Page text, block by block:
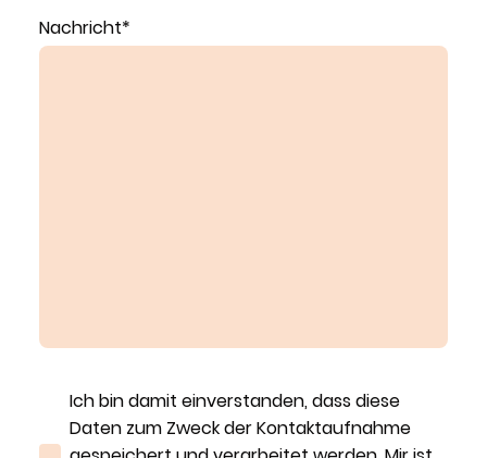
Nachricht*
Ich bin damit einverstanden, dass diese
Daten zum Zweck der Kontaktaufnahme